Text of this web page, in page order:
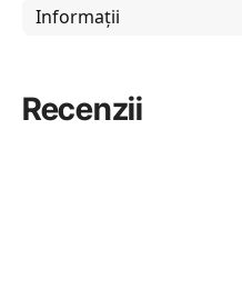
Informații
Recenzii